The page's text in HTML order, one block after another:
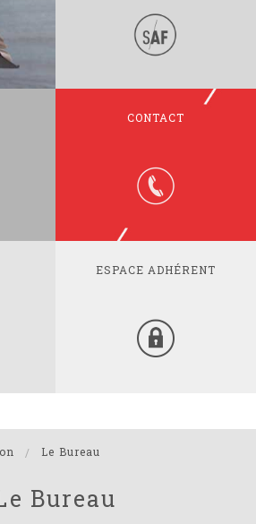
CONTACT
ESPACE ADHÉRENT
Le Bureau
Bureau